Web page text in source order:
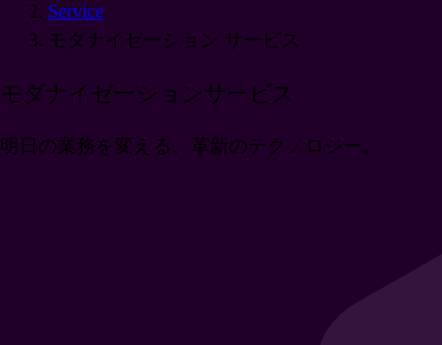
Service
モダナイゼーション サービス
モダナイゼーションサービス
明日の業務を変える、革新のテクノロジー。